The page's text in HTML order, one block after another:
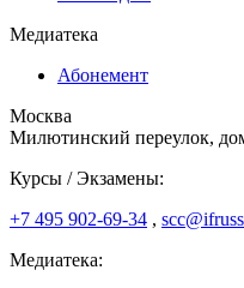
Медиатека
Абонемент
Москва
Милютинский переулок,
Курсы / Экзамены:
+7 495 902-69-34 ,
Медиатека: